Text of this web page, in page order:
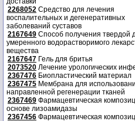
2268052 Средство для лечения
воспалительных и дегенеративных
заболеваний суставов
2167649 Способ получения твердой
умеренного водорастворимого
вещества
2167647 Гель для бритья
2073520 Лечение урологических
2367476 Биопластический материал
2367475 Мембрана для
направленной регенерации тканей
2367469 Фармацевтическая
основе лизоамидазы
2367456 Фармацевтическая